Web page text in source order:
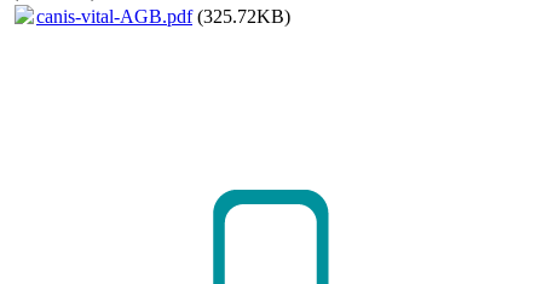
canis-vital-AGB.pdf(325.72KB)